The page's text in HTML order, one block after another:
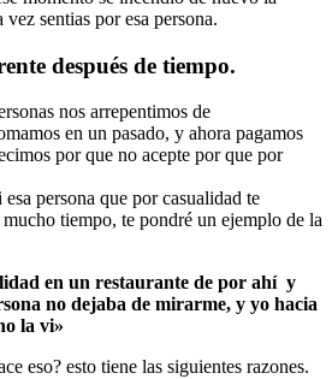
sentias por esa persona.
después de tiempo.
nos arrepentimos de
en un pasado, y ahora pagamos
por que no acepte por que por
persona que por casualidad te
mucho tiempo, te pondré un ejemplo de la
en un restaurante de por ahí y
no dejaba de mirarme, y yo hacia
la vi»
eso? esto tiene las siguientes razones.